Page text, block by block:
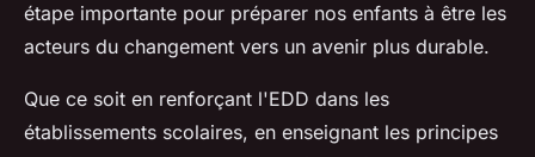
étape importante pour préparer nos enfants à être les
acteurs du changement vers un avenir plus durable.
Que ce soit en renforçant l'EDD dans les
établissements scolaires, en enseignant les principes